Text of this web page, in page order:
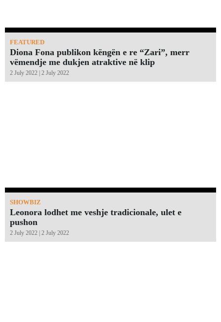
FEATURED
Diona Fona publikon këngën e re “Zari”, merr
vëmendje me dukjen atraktive në klip
2 July 2022 | 2 July 2022
SHOWBIZ
Leonora lodhet me veshje tradicionale, ulet e
pushon
2 July 2022 | 2 July 2022